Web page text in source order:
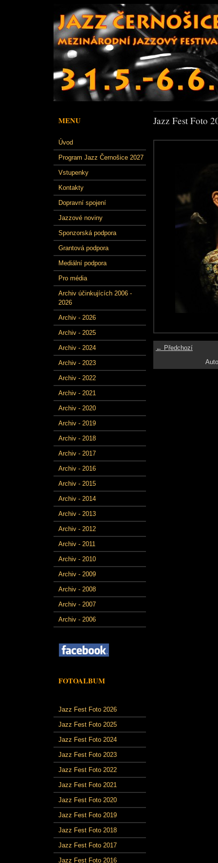
MENU
Úvod
Program Jazz Černošice 2027
Vstupenky
Kontakty
Dopravní spojení
Jazzové noviny
Sponzorská podpora
Grantová podpora
Mediální podpora
Pro média
Archiv účinkujících 2006 -
2026
Archiv - 2026
Archiv - 2025
Archiv - 2024
Archiv - 2023
Archiv - 2022
Archiv - 2021
Archiv - 2020
Archiv - 2019
Archiv - 2018
Archiv - 2017
Archiv - 2016
Archiv - 2015
Archiv - 2014
Archiv - 2013
Archiv - 2012
Archiv - 2011
Archiv - 2010
Archiv - 2009
Archiv - 2008
Archiv - 2007
Archiv - 2006
FOTOALBUM
Jazz Fest Foto 2026
Jazz Fest Foto 2025
Jazz Fest Foto 2024
Jazz Fest Foto 2023
Jazz Fest Foto 2022
Jazz Fest Foto 2021
Jazz Fest Foto 2020
Jazz Fest Foto 2019
Jazz Fest Foto 2018
Jazz Fest Foto 2017
Jazz Fest Foto 2016
Jazz Fest Foto
← Předchozí